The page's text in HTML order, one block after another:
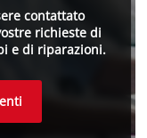
contattato
richieste di
e di riparazioni.